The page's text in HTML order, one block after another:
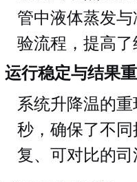
管中液体蒸发
验流程，提高
运行稳定与结果
系统升降温的
秒，确保了不
复、可对比的